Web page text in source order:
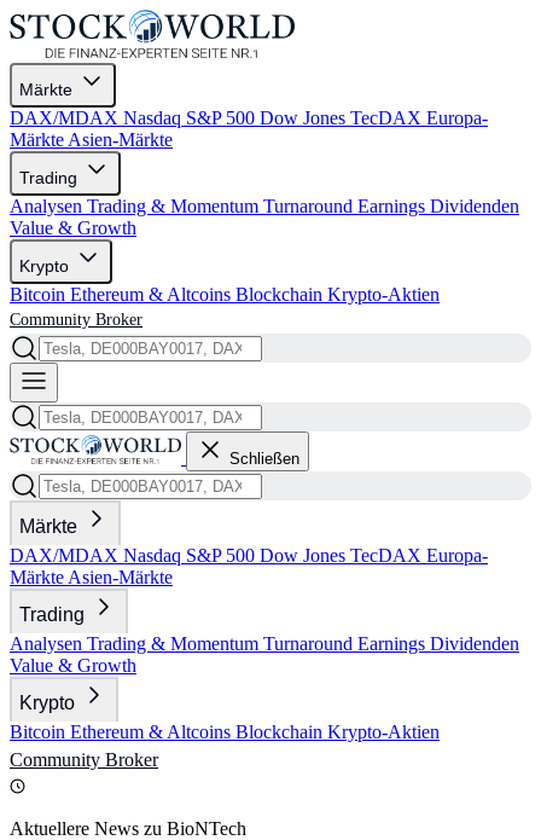
Märkte
DAX/MDAX Nasdaq S&P 500 Dow Jones TecDAX Europa-
Märkte Asien-Märkte
Trading
Analysen Trading & Momentum Turnaround Earnings Dividenden
Value & Growth
Krypto
Bitcoin Ethereum & Altcoins Blockchain Krypto-Aktien
Community Broker
Schließen
Märkte
DAX/MDAX Nasdaq S&P 500 Dow Jones TecDAX Europa-
Märkte Asien-Märkte
Trading
Analysen Trading & Momentum Turnaround Earnings Dividenden
Value & Growth
Krypto
Bitcoin Ethereum & Altcoins Blockchain Krypto-Aktien
Community Broker
Aktuellere News zu BioNTech